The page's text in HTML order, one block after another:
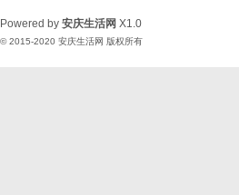
Powered by 安庆生活网 X1.0
© 2015-2020 安庆生活网 版权所有